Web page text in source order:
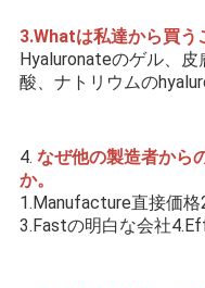
3.Whatは私達から買う
Hyaluronateのゲル、
酸、ナトリウムの
4. なぜ他の製造者から
か。
1.Manufacture直接価
3.Fastの明白な会社